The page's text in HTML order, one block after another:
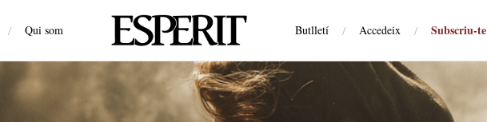
/ Qui som Butlletí / Accedeix / Subscriu-te